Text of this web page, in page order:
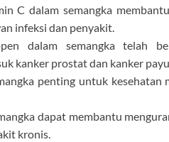
C dalam semangka
infeksi dan penyakit.
dalam semangka telah
kanker prostat dan kanker
penting untuk kesehatan
dapat membantu
kronis.